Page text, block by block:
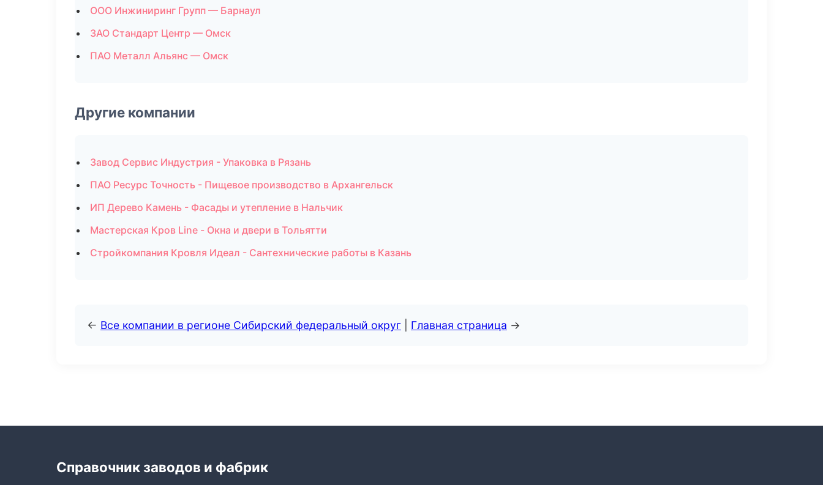
ООО Инжиниринг Групп — Барнаул
ЗАО Стандарт Центр — Омск
ПАО Металл Альянс — Омск
Другие компании
Завод Сервис Индустрия - Упаковка в Рязань
ПАО Ресурс Точность - Пищевое производство в Архангельск
ИП Дерево Камень - Фасады и утепление в Нальчик
Мастерская Кров Line - Окна и двери в Тольятти
Стройкомпания Кровля Идеал - Сантехнические работы в Казань
← Все компании в регионе Сибирский федеральный округ Главная страница →
Справочник заводов и фабрик